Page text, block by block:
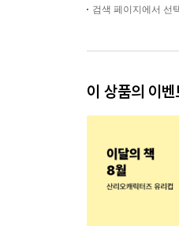
검색 페이지에서 선
이 상품의 이벤